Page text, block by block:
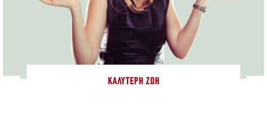
ΚΑΛΎΤΕΡΗ ΖΩΉ